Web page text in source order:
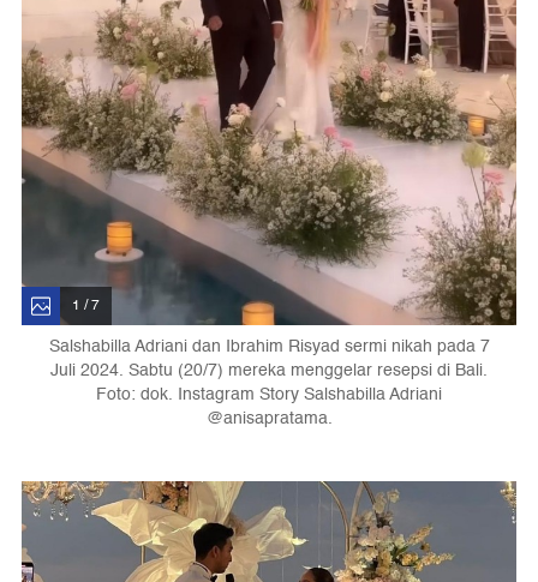
1 / 7
Salshabilla Adriani dan Ibrahim Risyad sermi nikah pada 7
Juli 2024. Sabtu (20/7) mereka menggelar resepsi di Bali.
Foto: dok. Instagram Story Salshabilla Adriani
@anisapratama.